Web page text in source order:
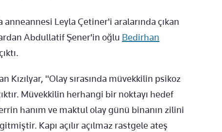
Leyla Çetiner'i aralarında çıkan
Abdullatif Şener'in oğlu Bedirhan
Kızılyar, "Olay sırasında müvekkilin psikoz
Müvekkilin herhangi bir noktayı hedef
hanım ve maktul olay günü binanın zilini
Kapı açılır açılmaz rastgele ateş